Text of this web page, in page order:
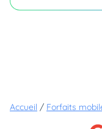
Accueil / Forfaits